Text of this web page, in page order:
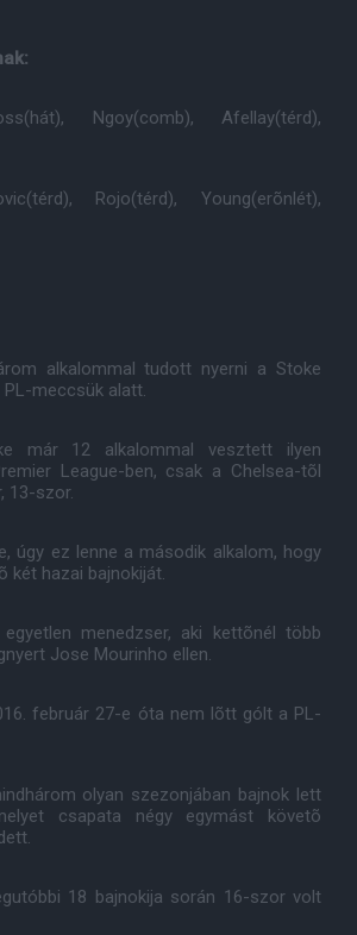
Ngoy(comb), Afellay(térd),
Rojo(térd), Young(erõnlét),
alkalommal tudott nyerni a Stoke
PL-meccsük alatt.
már 12 alkalommal vesztett ilyen
League-ben, csak a Chelsea-tõl
13-szor.
úgy ez lenne a második alkalom, hogy
két hazai bajnokiját.
menedzser, aki kettõnél több
Jose Mourinho ellen.
február 27-e óta nem lõtt gólt a PL-
olyan szezonjában bajnok lett
csapata négy egymást követõ
18 bajnokija során 16-szor volt